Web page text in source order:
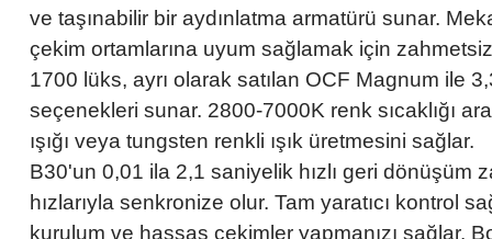
ve taşınabilir bir aydınlatma armatürü sunar.
çekim ortamlarına uyum sağlamak için
1700 lüks, ayrı olarak satılan OCF Magnum ile
seçenekleri sunar. 2800-7000K renk sıcaklığı
ışığı veya tungsten renkli ışık üretmesini sağlar.
B30'un 0,01 ila 2,1 saniyelik hızlı geri dönüşüm
hızlarıyla senkronize olur. Tam yaratıcı kontrol
kurulum ve hassas çekimler yapmanızı sağlar.